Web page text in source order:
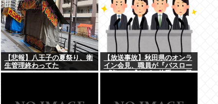
【悲報】八王子の夏祭り、衛
生管理終わってた
【放送事故】秋田県のオンラ
イン会見、職員が『バスロー
ブ姿』＆『たばこ片手』で登